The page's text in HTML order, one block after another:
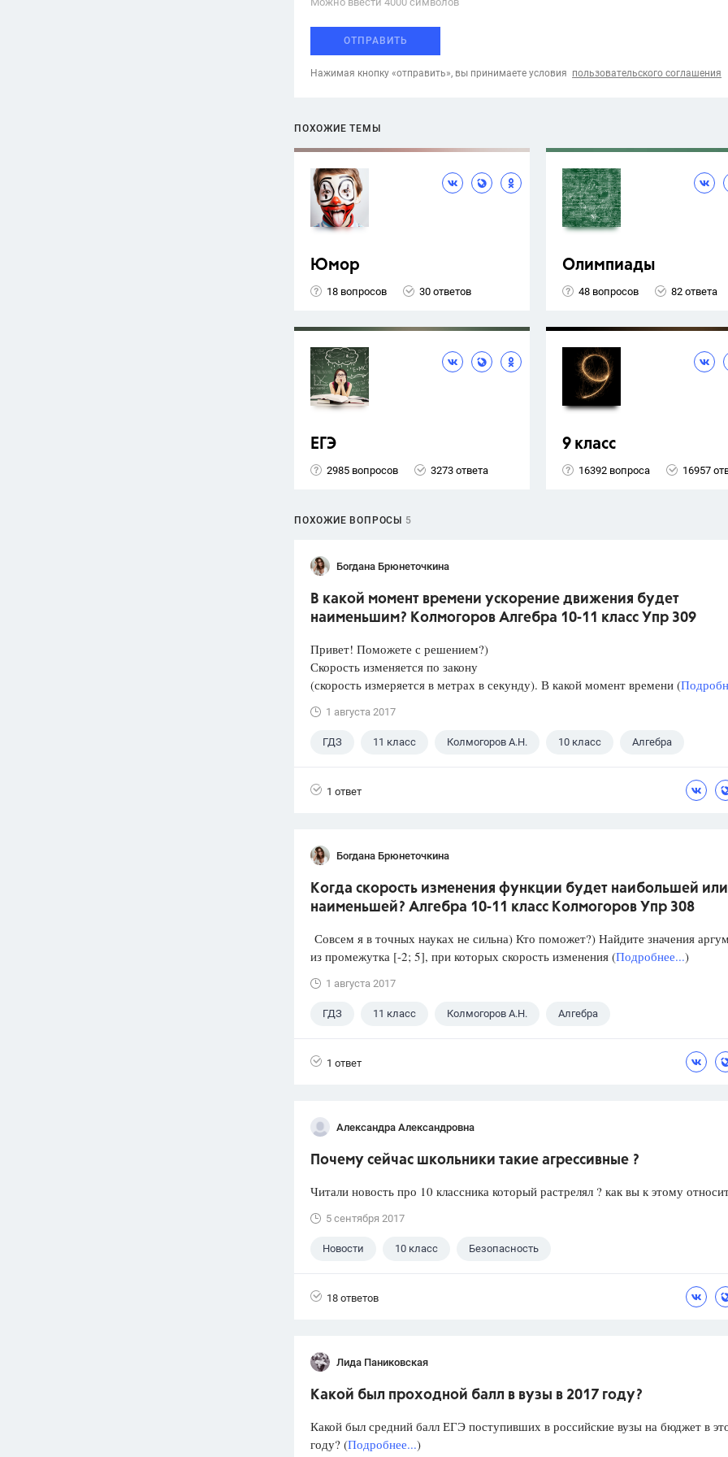
ОТПРАВИТЬ
Нажимая кнопку «отправить», вы принимаете условия пользовательского соглашения
ПОХОЖИЕ ТЕМЫ
Юмор
18 вопросов 30 ответов
Олимпиады
48 вопросов 82 ответа
ЕГЭ
2985 вопросов 3273 ответа
9 класс
16392 вопроса 16957
ПОХОЖИЕ ВОПРОСЫ 5
Богдана Брюнеточкина
В какой момент времени ускорение движения будет
наименьшим? Колмогоров Алгебра 10-11 класс Упр 309
Привет! Поможете с решением?)
Скорость изменяется по закону
(скорость измеряется в метрах в секунду). В какой момент времени (
1 августа 2017
ГДЗ 11 класс Колмогоров А.Н. 10 класс Алгебра
1 ответ
Богдана Брюнеточкина
Когда скорость изменения функции будет наибольшей или
наименьшей? Алгебра 10-11 класс Колмогоров Упр 308
Совсем я в точных науках не сильна) Кто поможет?) Найдите значения
из промежутка [-2; 5], при которых скорость изменения (Подробнее...)
1 августа 2017
ГДЗ 11 класс Колмогоров А.Н. Алгебра
1 ответ
Александра Александровна
Почему сейчас школьники такие агрессивные ?
Читали новость про 10 классника который растрелял ? как вы к этому
5 сентября 2017
Новости 10 класс Безопасность
18 ответов
Лида Паниковская
Какой был проходной балл в вузы в 2017 году?
Какой был средний балл ЕГЭ поступивших в российские вузы на бюджет в
году? (Подробнее...)